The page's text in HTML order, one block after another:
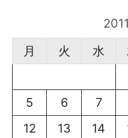
月
火 水
5
6 7
12
13 14